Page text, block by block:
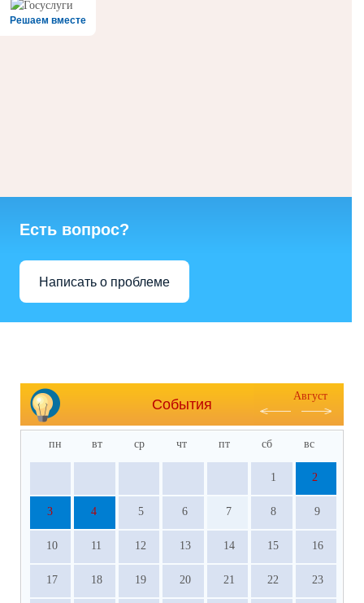
Решаем вместе
Есть вопрос?
Написать о проблеме
События
Август
пн вт ср чт пт сб вс
1 2
3 4 5 6 7 8 9
10 11 12 13 14 15 16
17 18 19 20 21 22 23